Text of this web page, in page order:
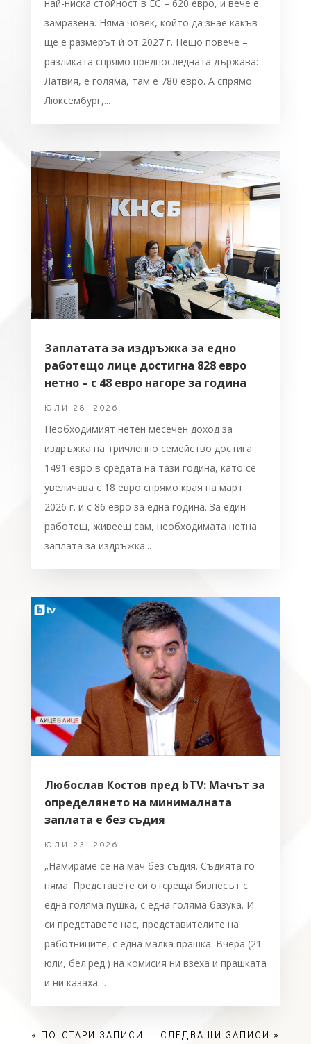
най-ниска стойност в ЕС – 620 евро, и вече е
замразена. Няма човек, който да знае какъв
ще е размерът ѝ от 2027 г. Нещо повече –
разликата спрямо предпоследната държава:
Латвия, е голяма, там е 780 евро. А спрямо
Люксембург,...
Заплатата за издръжка за едно
работещо лице достигна 828 евро
нетно – с 48 евро нагоре за година
ЮЛИ 28, 2026
Необходимият нетен месечен доход за
издръжка на тричленно семейство достига
1491 евро в средата на тази година, като се
увеличава с 18 евро спрямо края на март
2026 г. и с 86 евро за една година. За един
работещ, живеещ сам, необходимата нетна
заплата за издръжка...
Любослав Костов пред bTV: Мачът за
определянето на минималната
заплата е без съдия
ЮЛИ 23, 2026
„Намираме се на мач без съдия. Съдията го
няма. Представете си отсреща бизнесът с
една голяма пушка, с една голяма базука. И
си представете нас, представителите на
работниците, с една малка прашка. Вчера (21
юли, бел.ред.) на комисия ни взеха и прашката
и ни казаха:...
« ПО-СТАРИ ЗАПИСИ СЛЕДВАЩИ ЗАПИСИ »